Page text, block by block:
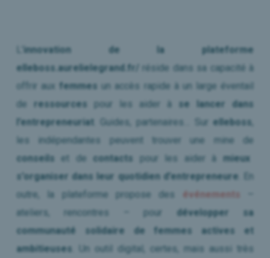
innovation de la plateforme
elleboss.aurelielegrand.fr/
réside dans sa capacité à
offrir aux femmes un accès rapide à un large éventail
de ressources pour les aider à
se lancer dans
l’entrepreneuriat . Guides, partenaires… Surelleboss
les indépendantes peuvent trouver une mine de
conseils et de contacts pour les aider à mieux
s’organiser dans leur quotidien d’entrepreneure . En
outre, la plateforme propose des
événements
ateliers, rencontres – pour développer sa
communauté solidaire de femmes actives et
ambitieuses . Un outil digital, certes, mais aussi très